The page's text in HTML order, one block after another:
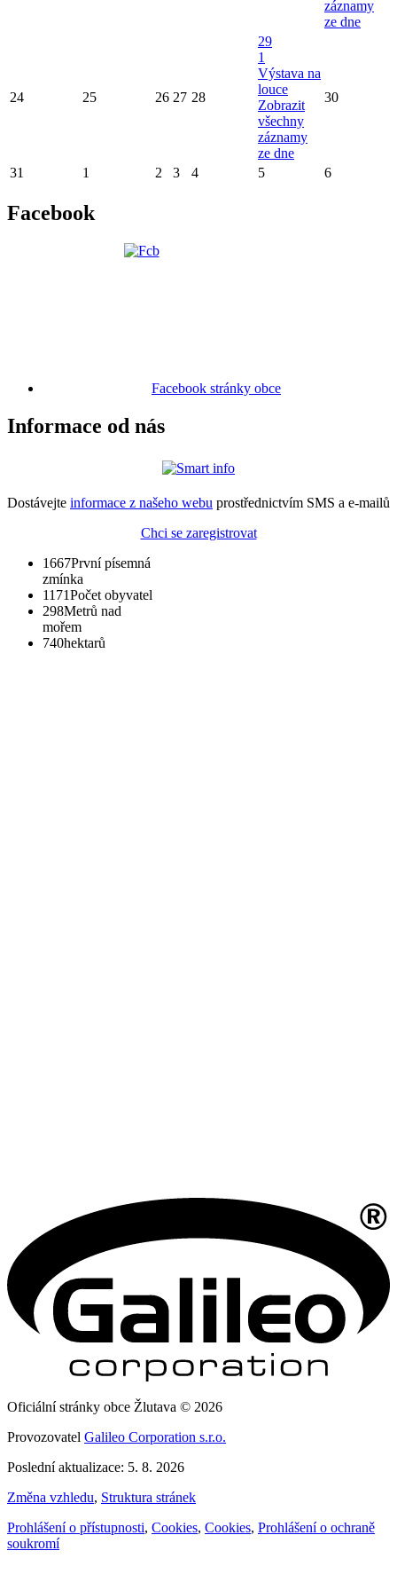
záznamy
ze dne
24 25 26 27 28
29
1
Výstava na
louce
Zobrazit
všechny
záznamy
ze dne
30
31 1 2 3 4 5 6
Facebook
Facebook stránky obce
Informace od nás
Dostávejte informace z našeho webu prostřednictvím SMS a e-mailů
Chci se zaregistrovat
1667První písemná
zmínka
1171Počet obyvatel
298Metrů nad
mořem
740hektarů
Oficiální stránky obce Žlutava © 2026
Provozovatel Galileo Corporation s.r.o.
Poslední aktualizace: 5. 8. 2026
Změna vzhledu, Struktura stránek
Prohlášení o přístupnosti, Cookies, Cookies, Prohlášení o ochraně
soukromí